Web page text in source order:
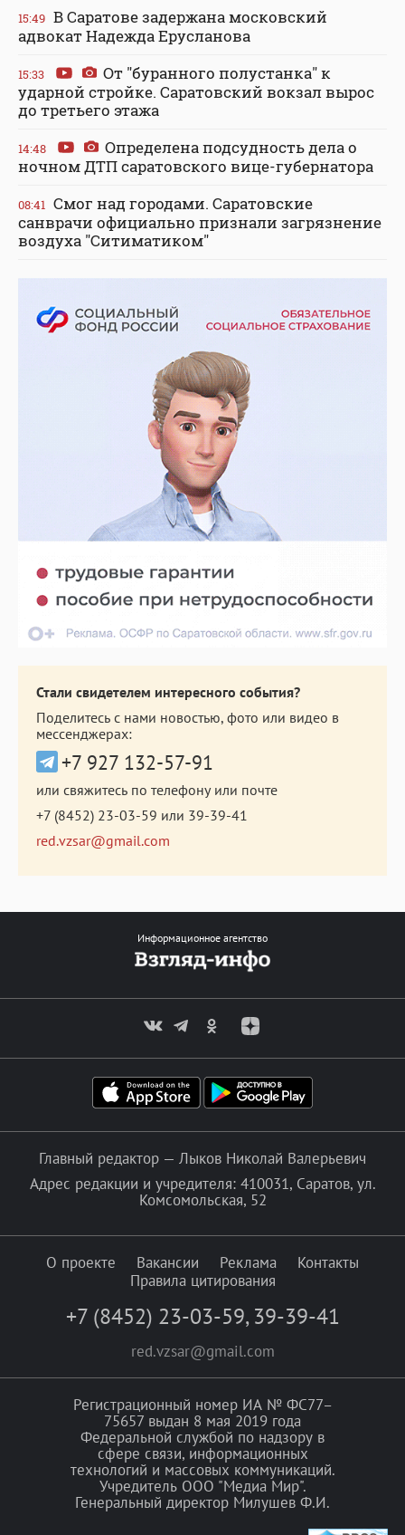
15:49 В Саратове задержана московский
адвокат Надежда Ерусланова
15:33
От "буранного полустанка" к
ударной стройке. Саратовский вокзал вырос
до третьего этажа
14:48
Определена подсудность дела о
ночном ДТП саратовского вице-губернатора
08:41 Смог над городами. Саратовские
санврачи официально признали загрязнение
воздуха "Ситиматиком"
Стали свидетелем интересного события?
Поделитесь с нами новостью, фото или видео в
мессенджерах:
+7 927 132-57-91
или свяжитесь по телефону или почте
+7 (8452) 23-03-59 или 39-39-41
red.vzsar@gmail.com
Информационное агентство
Главный редактор — Лыков Николай Валерьевич
Адрес редакции и учредителя: 410031, Саратов, ул.
Комсомольская, 52
О проекте Вакансии Реклама
Контакты
Правила цитирования
+7 (8452) 23-03-59, 39-39-41
red.vzsar@gmail.com
Регистрационный номер ИА № ФС77–
75657 выдан 8 мая 2019 года
Федеральной службой по надзору в
сфере связи, информационных
технологий и массовых коммуникаций.
Учредитель ООО "Медиа Мир".
Генеральный директор Милушев Ф.И.